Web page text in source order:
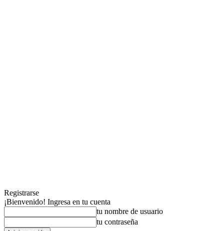
Registrarse
¡Bienvenido! Ingresa en tu cuenta
tu nombre de usuario
tu contraseña